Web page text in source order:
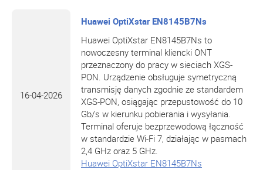
16-04-2026
Huawei OptiXstar EN8145B7Ns
Huawei OptiXstar EN8145B7Ns to
nowoczesny terminal kliencki ONT
przeznaczony do pracy w sieciach XGS-
PON. Urządzenie obsługuje symetryczną
transmisję danych zgodnie ze standardem
XGS-PON, osiągając przepustowość do 10
Gb/s w kierunku pobierania i wysyłania.
Terminal oferuje bezprzewodową łączność
w standardzie Wi-Fi 7, działając w pasmach
2,4 GHz oraz 5 GHz.
Huawei OptiXstar EN8145B7Ns